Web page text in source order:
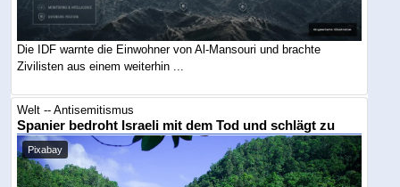
Die IDF warnte die Einwohner von Al-Mansouri und brachte
Zivilisten aus einem weiterhin ...
Welt -- Antisemitismus
Spanier bedroht Israeli mit dem Tod und schlägt zu
Pixabay